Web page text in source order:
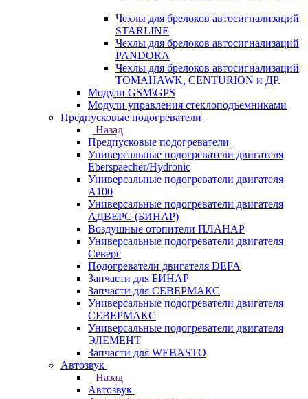
Чехлы для брелоков автосигнализаций
STARLINE
Чехлы для брелоков автосигнализаций
PANDORA
Чехлы для брелоков автосигнализаций
TOMAHAWK, CENTURION и ДР.
Модули GSM\GPS
Модули управления стеклоподъемниками
Предпусковые подогреватели
Назад
Предпусковые подогреватели
Универсальные подогреватели двигателя
Eberspaecher/Hydronic
Универсальные подогреватели двигателя
A100
Универсальные подогреватели двигателя
АДВЕРС (БИНАР)
Воздушные отопители ПЛАНАР
Универсальные подогреватели двигателя
Северс
Подогреватели двигателя DEFA
Запчасти для БИНАР
Запчасти для СЕВЕРМАКС
Универсальные подогреватели двигателя
СЕВЕРМАКС
Универсальные подогреватели двигателя
ЭЛЕМЕНТ
Запчасти для WEBASTO
Автозвук
Назад
Автозвук